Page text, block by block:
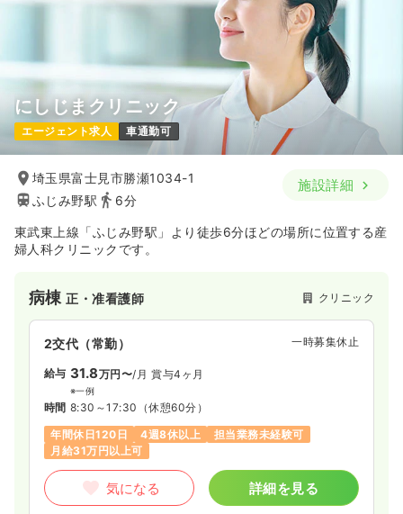
にしじまクリニック
エージェント求人 車通勤可
埼玉県富士見市勝瀬1034-1
ふじみ野駅
6分
施設詳細
東武東上線「ふじみ野駅」より徒歩6分ほどの場所に位置する産
婦人科クリニックです。
病棟正・准看護師 クリニック
2交代（常勤） 一時募集休止
給与 31.8万円〜/月 賞与4ヶ月
※一例
時間 8:30～17:30 （休憩60分）
年間休日120日
4週8休以上
担当業務未経験可
月給31万円以上可
気になる 詳細を見る